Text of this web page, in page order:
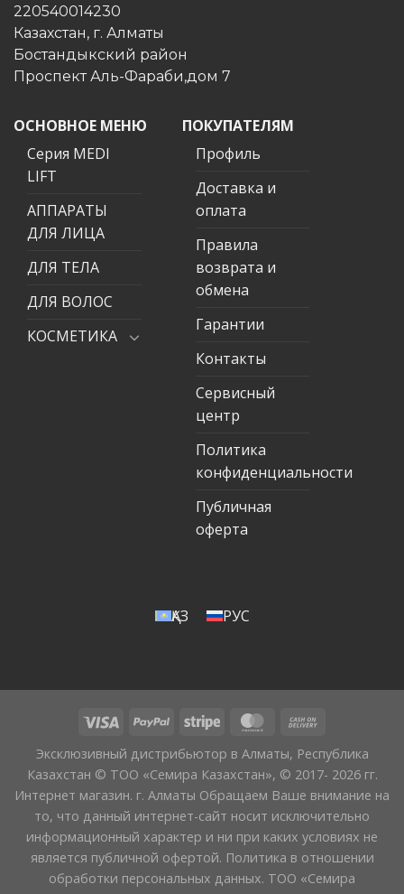
220540014230
Казахстан, г. Алматы
Бостандыкский район
Проспект Аль-Фараби,дом 7
ОСНОВНОЕ МЕНЮ
Серия MEDI
LIFT
АППАРАТЫ
ДЛЯ ЛИЦА
ДЛЯ ТЕЛА
ДЛЯ ВОЛОС
КОСМЕТИКА
ПОКУПАТЕЛЯМ
Профиль
Доставка и
оплата
Правила
возврата и
обмена
Гарантии
Контакты
Сервисный
центр
Политика
конфиденциальности
Публичная
оферта
ҚАЗ РУС
Эксклюзивный дистрибьютор в Алматы, Республика
Казахстан © ТОО «Семира Казахстан», © 2017- 2026 гг.
Интернет магазин. г. Алматы Обращаем Ваше внимание на
то, что данный интернет-сайт носит исключительно
информационный характер и ни при каких условиях не
является публичной офертой. Политика в отношении
обработки персональных данных. ТОО «Семира